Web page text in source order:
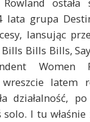
grupa
lansując
Bills Bills,
wreszcie latem
działalność,
solo. I tu